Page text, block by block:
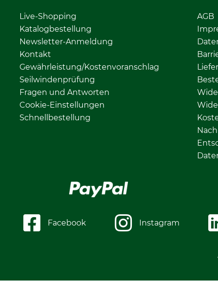
Live-Shopping
Katalogbestellung
Newsletter-Anmeldung
Kontakt
Gewährleistung/Kostenvoranschlag
Seilwindenprüfung
Fragen und Antworten
Cookie-Einstellungen
Schnellbestellung
AGB
Facebook Instagram